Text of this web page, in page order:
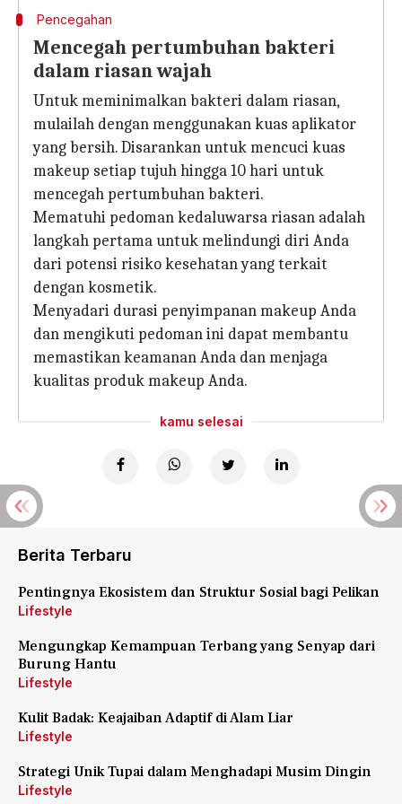
Pencegahan
Mencegah pertumbuhan bakteri
dalam riasan wajah
Untuk meminimalkan bakteri dalam riasan,
mulailah dengan menggunakan kuas aplikator
yang bersih. Disarankan untuk mencuci kuas
makeup setiap tujuh hingga 10 hari untuk
mencegah pertumbuhan bakteri.
Mematuhi pedoman kedaluwarsa riasan adalah
langkah pertama untuk melindungi diri Anda
dari potensi risiko kesehatan yang terkait
dengan kosmetik.
Menyadari durasi penyimpanan makeup Anda
dan mengikuti pedoman ini dapat membantu
memastikan keamanan Anda dan menjaga
kualitas produk makeup Anda.
kamu selesai
Berita Terbaru
Pentingnya Ekosistem dan Struktur Sosial bagi Pelikan
Lifestyle
Mengungkap Kemampuan Terbang yang Senyap dari
Burung Hantu
Lifestyle
Kulit Badak: Keajaiban Adaptif di Alam Liar
Lifestyle
Strategi Unik Tupai dalam Menghadapi Musim Dingin
Lifestyle